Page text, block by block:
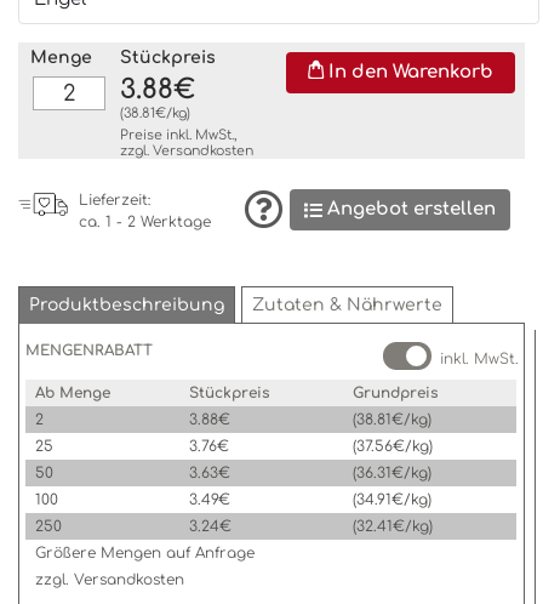
Menge Stückpreis
3.88€
(38.81€/kg)
Preise inkl. MwSt.,
zzgl. Versandkosten
In den Warenkorb
Lieferzeit:
ca. 1 - 2 Werktage
Angebot erstellen
Produktbeschreibung Zutaten & Nährwerte
MENGENRABATT
inkl. MwSt.
Ab Menge
Stückpreis
Grundpreis
2
3.88€
(38.81€/kg)
25
3.76€
(37.56€/kg)
50
3.63€
(36.31€/kg)
100
3.49€
(34.91€/kg)
250
3.24€
(32.41€/kg)
Größere Mengen auf Anfrage
zzgl. Versandkosten